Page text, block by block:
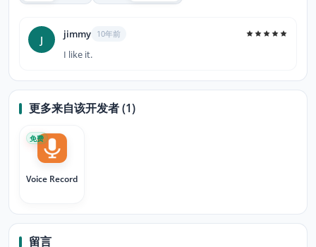
J jimmy 10年前
I like it.
更多来自该开发者 (1)
Voice Record
免费
留言